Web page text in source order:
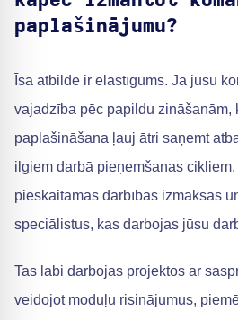
paplašinājumu?
Īsā atbilde ir elastīgums. Ja jūsu
vajadzība pēc papildu zināšanām,
paplašināšana ļauj ātri saņemt
ilgiem darbā pieņemšanas
pieskaitāmās darbības izmaksas
speciālistus, kas darbojas jūsu
Tas labi darbojas projektos ar
veidojot moduļu risinājumus,